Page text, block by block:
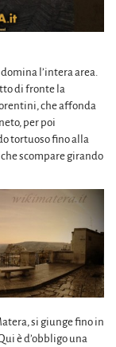
l’intera area.
di fronte la
che affonda
per poi
tortuoso fino alla
scompare girando
si giunge fino in
è d’obbligo una